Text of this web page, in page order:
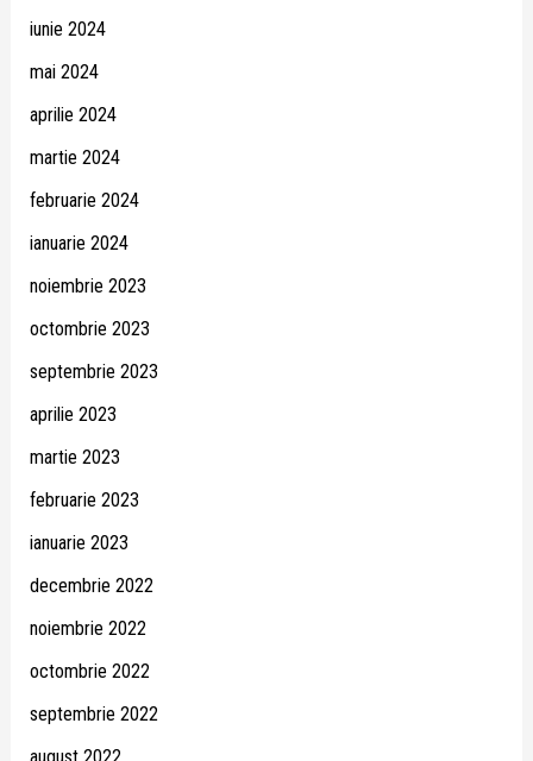
iunie 2024
mai 2024
aprilie 2024
martie 2024
februarie 2024
ianuarie 2024
noiembrie 2023
octombrie 2023
septembrie 2023
aprilie 2023
martie 2023
februarie 2023
ianuarie 2023
decembrie 2022
noiembrie 2022
octombrie 2022
septembrie 2022